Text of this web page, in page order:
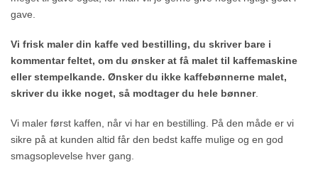
gave.
Vi frisk maler din kaffe ved bestilling, du skriver bare i
kommentar feltet, om du ønsker at få malet til kaffemaskine
eller stempelkande. Ønsker du ikke kaffebønnerne malet,
skriver du ikke noget, så modtager du hele bønner.
Vi maler først kaffen, når vi har en bestilling. På den måde er vi
sikre på at kunden altid får den bedst kaffe mulige og en god
smagsoplevelse hver gang.